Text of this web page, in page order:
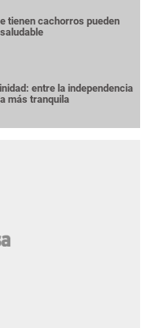
tienen cachorros pueden
entre la independencia
más tranquila